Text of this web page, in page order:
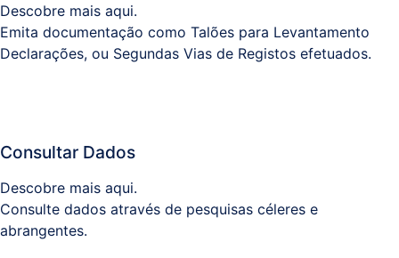
Descobre mais aqui.
Emita documentação como Talões para Levantamento
Declarações, ou Segundas Vias de Registos efetuados.
Consultar Dados
Descobre mais aqui.
Consulte dados através de pesquisas céleres e
abrangentes.